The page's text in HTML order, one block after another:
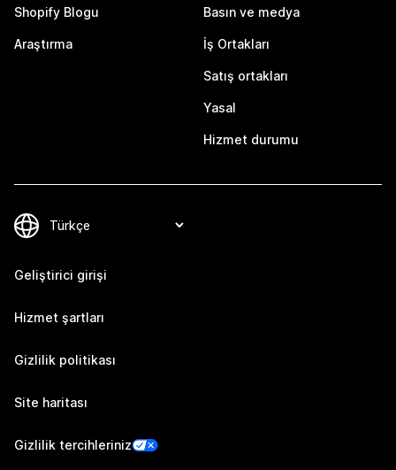
Shopify Blogu
Araştırma
Basın ve medya
İş Ortakları
Satış ortakları
Yasal
Hizmet durumu
Geliştirici girişi
Hizmet şartları
Gizlilik politikası
Site haritası
Gizlilik tercihleriniz